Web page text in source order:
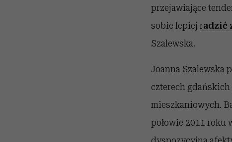
przejawiające
sobie lepiej radzić
Szalewska.
Joanna Szalewska
czterech
mieszkaniowych.
połowie 2011 roku